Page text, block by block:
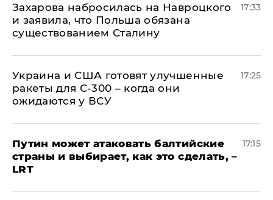
​Захарова набросилась на Навроцкого
и заявила, что Польша обязана
существованием Сталину
17:33
Украина и США готовят улучшенные
ракеты для С-300 – когда они
ожидаются у ВСУ
17:25
Путин может атаковать балтийские
страны и выбирает, как это сделать, –
LRT
17:15